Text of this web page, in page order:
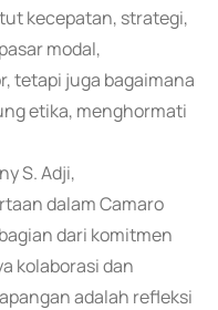
kecepatan, strategi,
modal,
tetapi juga bagaimana
etika, menghormati
S. Adji,
dalam Camaro
dari komitmen
kolaborasi dan
adalah refleksi